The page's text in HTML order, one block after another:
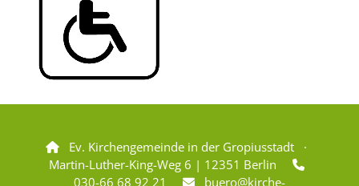

Ev. Kirchengemeinde in der Gropiusstadt ·
Martin-Luther-King-Weg 6 | 12351 Berlin

030-66 68 92 21  buero@kirche-